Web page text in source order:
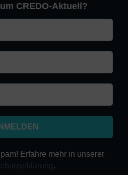
CREDO-Aktuell?
Erfahre mehr in unserer
.